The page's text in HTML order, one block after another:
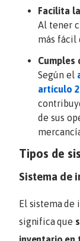
Facilita
Al tener
más fácil
Cumples
Según el
artículo
de sus
Tipos de
Sistema de
El sistema de
significa que